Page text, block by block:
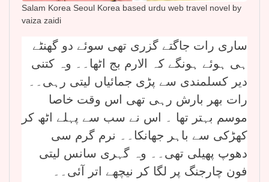
Salam Korea Seoul Korea based urdu web travel novel by
vaiza zaidi
ہی ہوئے ہونگے کہ الارم بج اٹھا۔۔ وہ کتنی
دیر کسلمندی سے پڑی جمائیاں لیتی رہی۔۔
رات بھر بارش رہی تھی اس وقت خاصا
موسم بہتر تھا ۔ اس نے سب سے پہلے اٹھ کر
کھڑکی سے باہر جھانکا۔۔ نرم گرم سی
دھوپ پھیلی تھی۔۔ وہ گہری سانس لیتی
فون چارجنگ پر لگا کر نیچھے اتر آئی۔۔